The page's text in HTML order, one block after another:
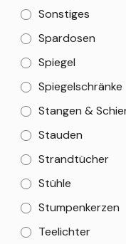
Sonstiges
Spardosen
Spiegel
Spiegelschränke
Stangen &
Stauden
Strandtücher
Stühle
Stumpenkerzen
Teelichter